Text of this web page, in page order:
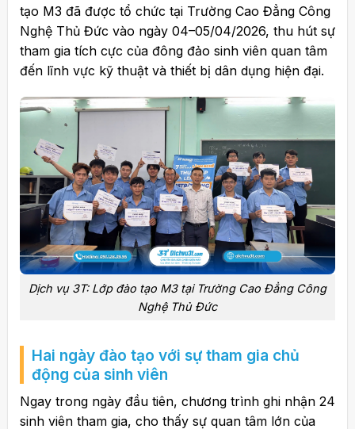
tạo M3 đã được tổ chức tại Trường Cao Đẳng Công
Nghệ Thủ Đức vào ngày 04–05/04/2026, thu hút sự
tham gia tích cực của đông đảo sinh viên quan tâm
đến lĩnh vực kỹ thuật và thiết bị dân dụng hiện đại.
Dịch vụ 3T: Lớp đào tạo M3 tại Trường Cao Đẳng Công
Nghệ Thủ Đức
Hai ngày đào tạo với sự tham gia chủ
động của sinh viên
Ngay trong ngày đầu tiên, chương trình ghi nhận 24
sinh viên tham gia, cho thấy sự quan tâm lớn của